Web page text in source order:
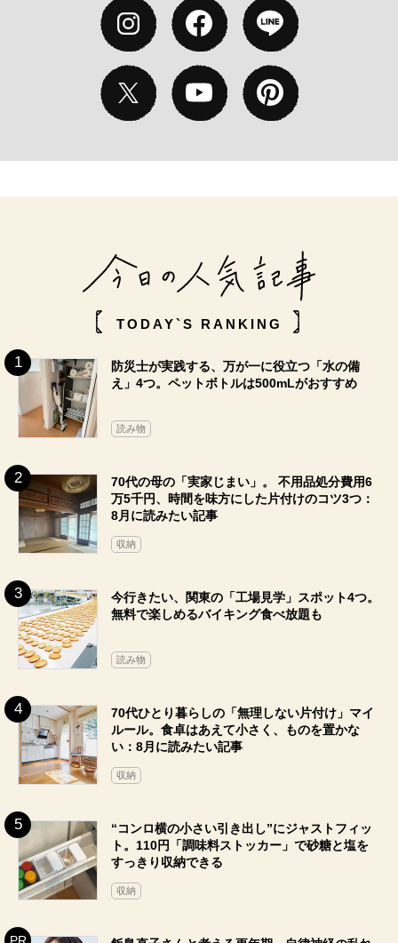
TODAY`S RANKING
防災士が実践する、万が一に役立つ「水の備
え」4つ。ペットボトルは500mLがおすすめ
読み物
70代の母の「実家じまい」。 不用品処分費用6
万5千円、時間を味方にした片付けのコツ3つ：
8月に読みたい記事
収納
今行きたい、関東の「工場見学」スポット4つ。
無料で楽しめるバイキング食べ放題も
読み物
70代ひとり暮らしの「無理しない片付け」マイ
ルール。食卓はあえて小さく、ものを置かな
い：8月に読みたい記事
収納
“コンロ横の小さい引き出し”にジャストフィッ
ト。110円「調味料ストッカー」で砂糖と塩を
すっきり収納できる
収納